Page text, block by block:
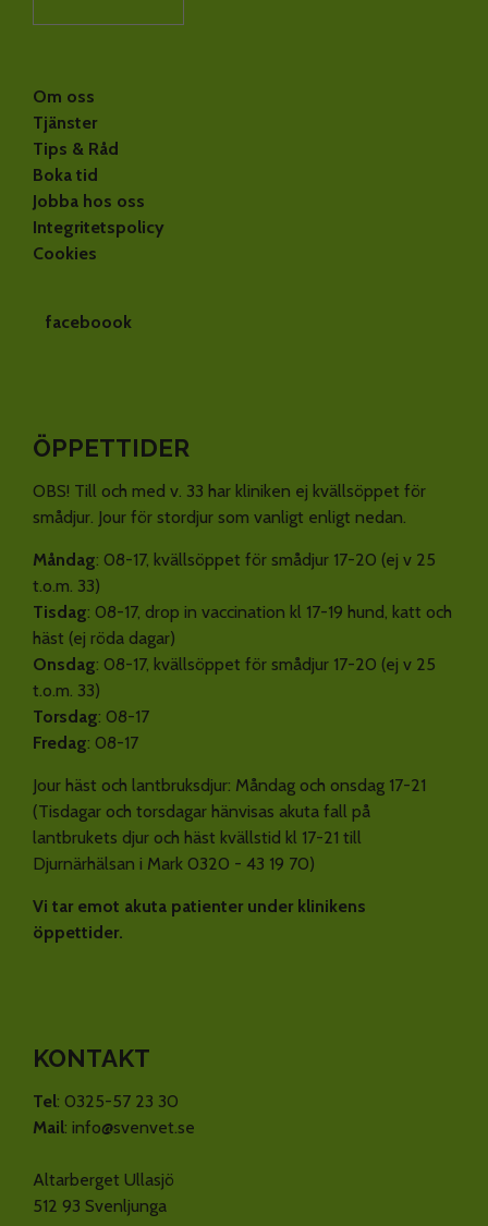
Om oss
Tjänster
Tips & Råd
Boka tid
Jobba hos oss
Integritetspolicy
Cookies
faceboook
ÖPPETTIDER
OBS! Till och med v. 33 har kliniken ej kvällsöppet för
smådjur. Jour för stordjur som vanligt enligt nedan.
Måndag: 08-17, kvällsöppet för smådjur 17-20 (ej v 25
t.o.m. 33)
Tisdag: 08-17, drop in vaccination kl 17-19 hund, katt och
häst (ej röda dagar)
Onsdag: 08-17, kvällsöppet för smådjur 17-20 (ej v 25
t.o.m. 33)
Torsdag: 08-17
Fredag: 08-17
Jour häst och lantbruksdjur: Måndag och onsdag 17-21
(Tisdagar och torsdagar hänvisas akuta fall på
lantbrukets djur och häst kvällstid kl 17-21 till
Djurnärhälsan i Mark 0320 - 43 19 70)
Vi tar emot akuta patienter under klinikens
öppettider.
KONTAKT
Tel: 0325-57 23 30
Mail: info@svenvet.se
Altarberget Ullasjö
512 93 Svenljunga